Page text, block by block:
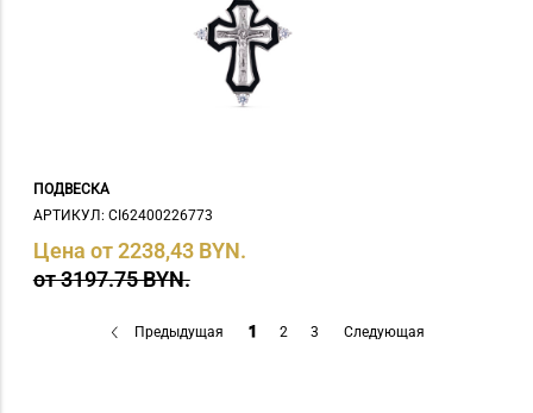
ПОДВЕСКА
АРТИКУЛ: СI62400226773
Цена от 2238,43 BYN.
от 3197.75 BYN.
Предыдущая 1 2 3 Следующая